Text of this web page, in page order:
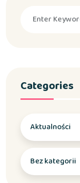
Categories
Aktualności
Bez kategorii